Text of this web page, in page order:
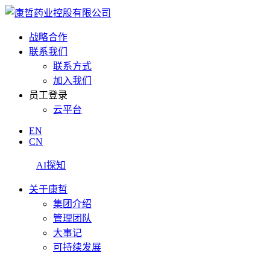
战略合作
联系我们
联系方式
加入我们
员工登录
云平台
EN
CN
AI探知
关于康哲
集团介绍
管理团队
大事记
可持续发展